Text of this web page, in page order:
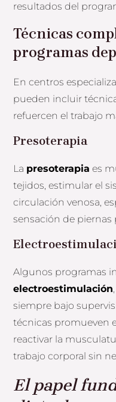
resultados del
Técnicas
programas
En centros
pueden incluir
refuercen el trabajo
Presoterapia
La presoterapia es
tejidos, estimular el
circulación venosa,
sensación de piernas
Algunos programas
electroestimulación
siempre bajo
técnicas promueven
reactivar la
trabajo corporal sin
El papel